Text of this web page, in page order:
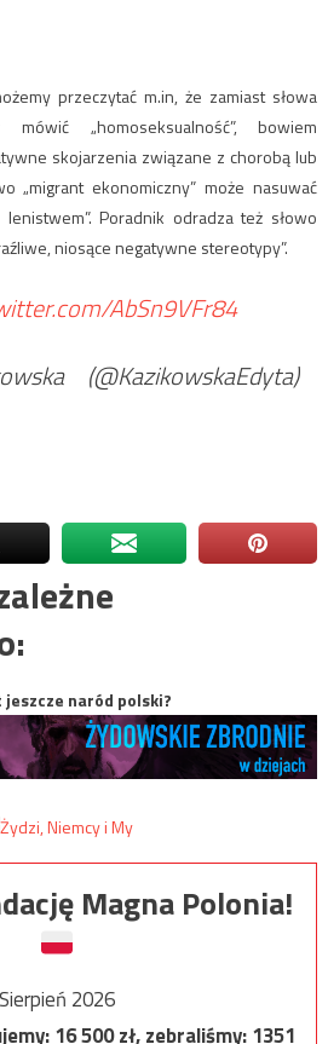
przeczytać m.in, że zamiast słowa
mówić „homoseksualność”, bowiem
skojarzenia związane z chorobą lub
„migrant ekonomiczny” może nasuwać
Poradnik odradza też słowo
niosące negatywne stereotypy”.
AbSn9VFr84
(@KazikowskaEdyta)
jeszcze naród polski?
Magna Polonia!
Sierpień 2026
16 500zł, zebraliśmy:1351